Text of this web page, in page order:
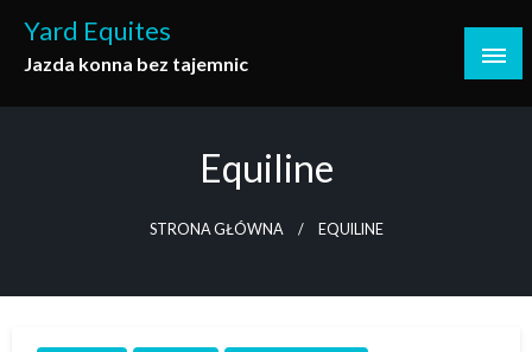
content
Yard Equites
Jazda konna bez tajemnic
Equiline
STRONA GŁÓWNA EQUILINE